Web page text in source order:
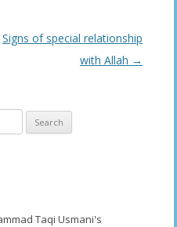
Signs of special relationship
with Allah →
Taqi Usmani's